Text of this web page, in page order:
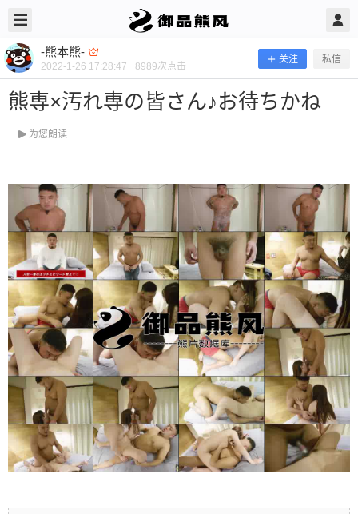
-熊本熊-
2022-1-26 17:28:47 8989次点击
关注 私信
熊専×汚れ専の皆さん♪お待ちかね
为您朗读
-熊本熊- @ 御品熊风 2022/1/26
熊専×汚れ専の皆さん♪お待ちかね
当前隐藏内容需要支付400熊币 已有43人支付 登录
立刻注册 0 收藏